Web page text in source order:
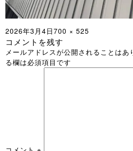
投
稿
日:
2026年3月4日フ
ル
サ
イ
700 × 525
コメントを残す
メールアドレスが公開されることはあ
る欄は必須項目です